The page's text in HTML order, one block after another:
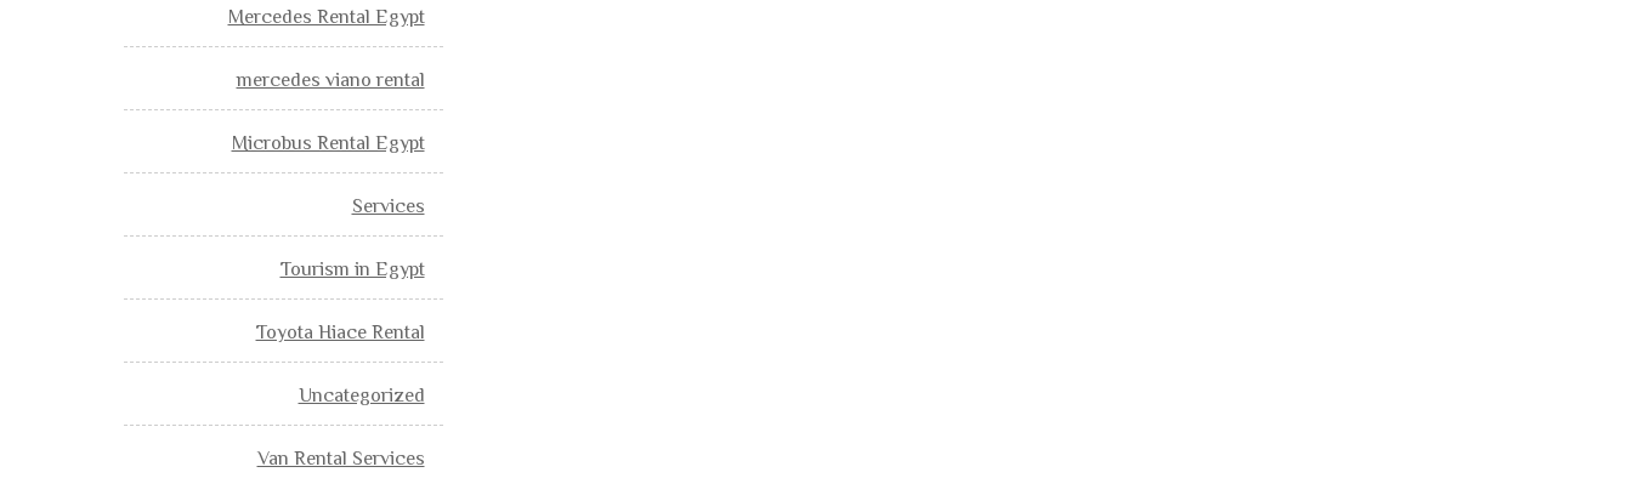
Mercedes Rental Egypt
mercedes viano rental
Microbus Rental Egypt
Services
Tourism in Egypt
Toyota Hiace Rental
Uncategorized
Van Rental Services